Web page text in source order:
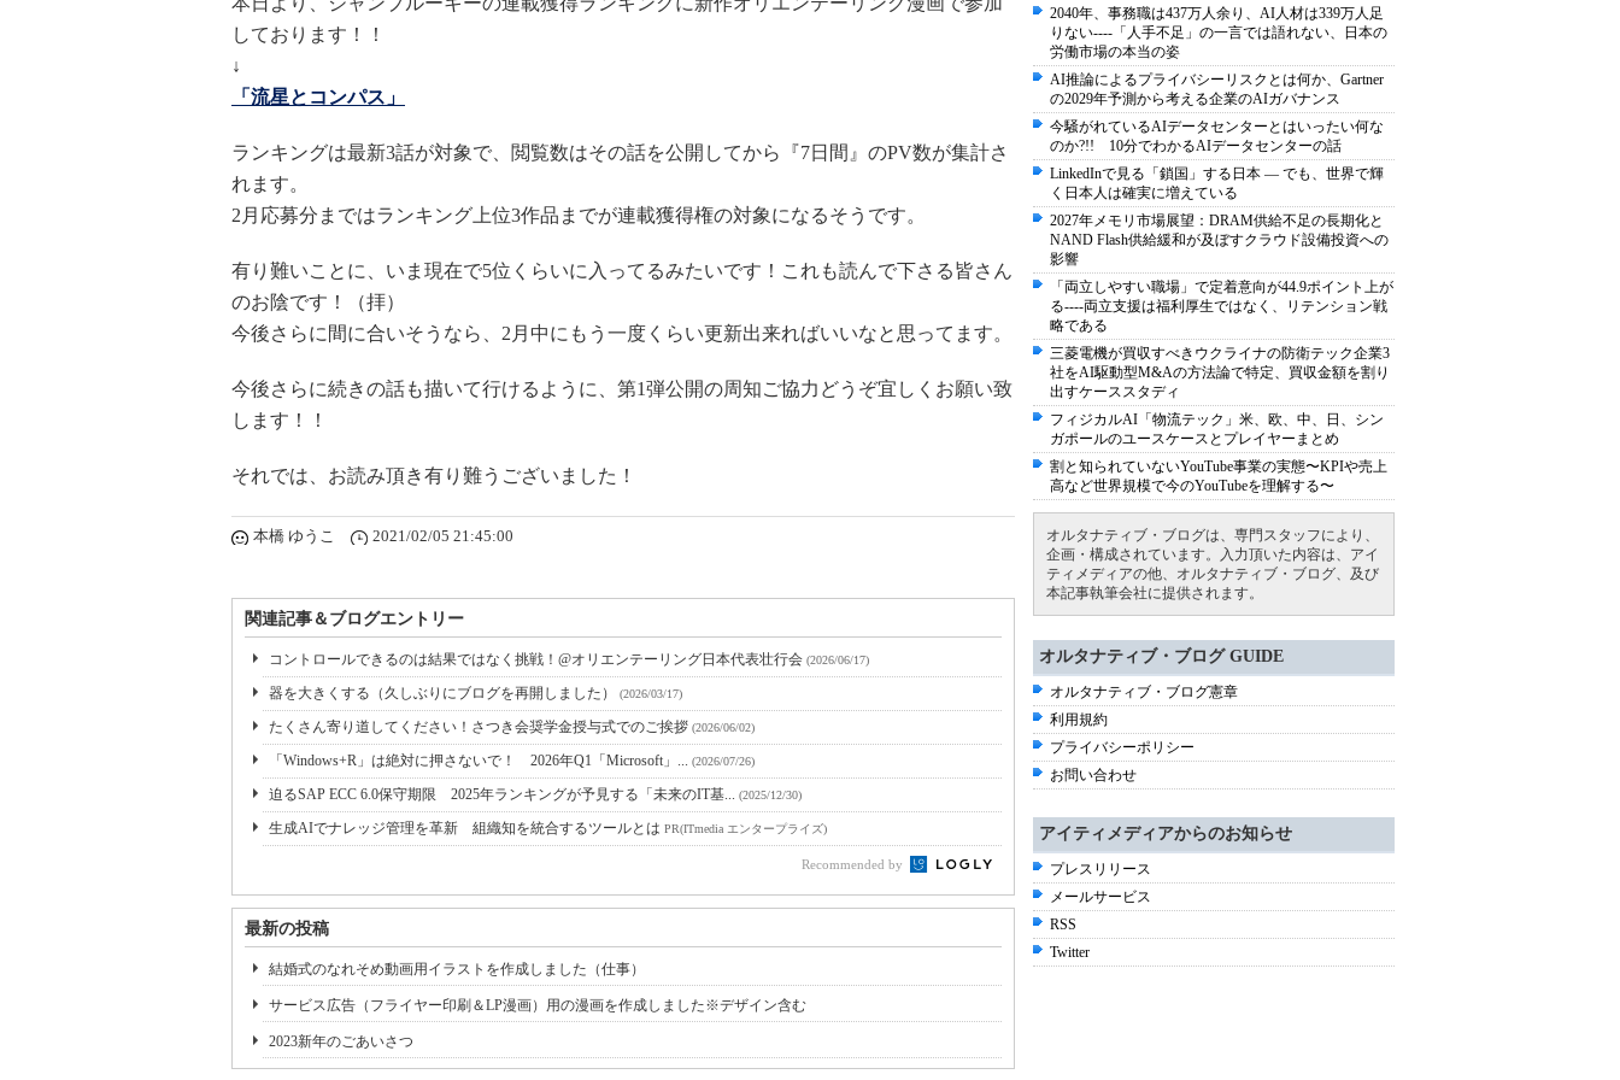
しております！！
↓
「流星とコンパス」
ランキングは最新3話が対象で、閲覧数はその話を公開してから『7日間』のPV数が集計さ
れます。
2月応募分まではランキング上位3作品までが連載獲得権の対象になるそうです。
有り難いことに、いま現在で5位くらいに入ってるみたいです！これも読んで下さる皆さん
のお陰です！（拝）
今後さらに間に合いそうなら、2月中にもう一度くらい更新出来ればいいなと思ってます。
今後さらに続きの話も描いて行けるように、第1弾公開の周知ご協力どうぞ宜しくお願い致
します！！
それでは、お読み頂き有り難うございました！
本橋 ゆうこ 2021/02/05 21:45:00
関連記事＆ブログエントリー
コントロールできるのは結果ではなく挑戦！@オリエンテーリング日本代表壮行会 (2026/06/17)
器を大きくする（久しぶりにブログを再開しました） (2026/03/17)
たくさん寄り道してください！さつき会奨学金授与式でのご挨拶 (2026/06/02)
「Windows+R」は絶対に押さないで！ 2026年Q1「Microsoft」... (2026/07/26)
迫るSAP ECC 6.0保守期限 2025年ランキングが予見する「未来のIT基... (2025/12/30)
生成AIでナレッジ管理を革新 組織知を統合するツールとは PR(ITmedia エンタープライズ)
Recommended by
最新の投稿
結婚式のなれそめ動画用イラストを作成しました（仕事）
サービス広告（フライヤー印刷＆LP漫画）用の漫画を作成しました※デザイン含む
2023新年のごあいさつ
2040年、事務職は437万人余り、AI人材は339万人足
りない----「人手不足」の一言では語れない、日本の
労働市場の本当の姿
AI推論によるプライバシーリスクとは何か、Gartner
の2029年予測から考える企業のAIガバナンス
今騒がれているAIデータセンターとはいったい何な
のか?!! 10分でわかるAIデータセンターの話
LinkedInで見る「鎖国」する日本 ― でも、世界で輝
く日本人は確実に増えている
2027年メモリ市場展望：DRAM供給不足の長期化と
NAND Flash供給緩和が及ぼすクラウド設備投資への
影響
「両立しやすい職場」で定着意向が44.9ポイント上が
る----両立支援は福利厚生ではなく、リテンション戦
略である
三菱電機が買収すべきウクライナの防衛テック企業3
社をAI駆動型M&Aの方法論で特定、買収金額を割り
出すケーススタディ
フィジカルAI「物流テック」米、欧、中、日、シン
ガポールのユースケースとプレイヤーまとめ
割と知られていないYouTube事業の実態〜KPIや売上
高など世界規模で今のYouTubeを理解する〜
オルタナティブ・ブログは、専門スタッフにより、
企画・構成されています。入力頂いた内容は、アイ
ティメディアの他、オルタナティブ・ブログ、及び
本記事執筆会社に提供されます。
オルタナティブ・ブログ GUIDE
オルタナティブ・ブログ憲章
利用規約
プライバシーポリシー
お問い合わせ
アイティメディアからのお知らせ
プレスリリース
メールサービス
RSS
Twitter